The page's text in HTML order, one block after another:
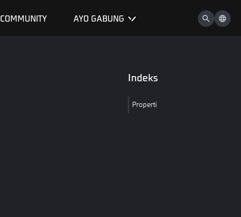
COMMUNITY AYO GABUNG
Indeks
Properti